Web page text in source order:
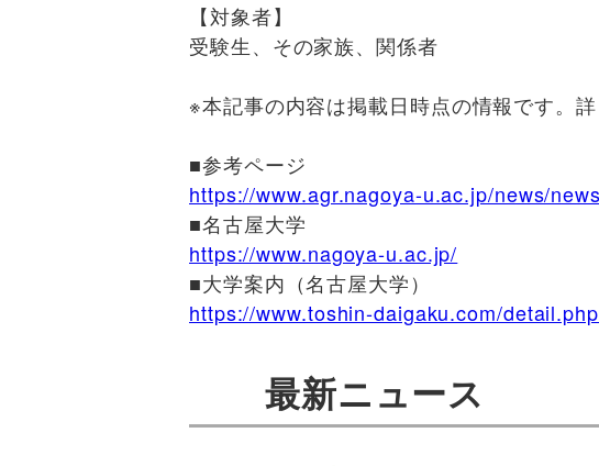
【対象者】
受験生、その家族、関係者
※本記事の内容は掲載日時点の情報です。
■参考ページ
https://www.agr.nagoya-u.ac.jp/news/
■名古屋大学
https://www.nagoya-u.ac.jp/
■大学案内（名古屋大学）
https://www.toshin-daigaku.com/
最新ニュース